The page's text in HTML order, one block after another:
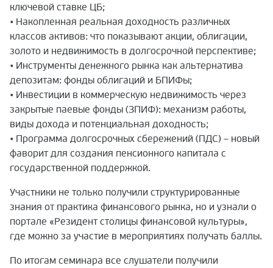
ключевой ставке ЦБ;
• Накопленная реальная доходность различных
классов активов: что показывают акции, облигации,
золото и недвижимость в долгосрочной перспективе;
• Инструменты денежного рынка как альтернатива
депозитам: фонды облигаций и БПИФы;
• Инвестиции в коммерческую недвижимость через
закрытые паевые фонды (ЗПИФ): механизм работы,
виды дохода и потенциальная доходность;
• Программа долгосрочных сбережений (ПДС) – новый
фаворит для создания пенсионного капитала с
государственной поддержкой.
Участники не только получили структурированные
знания от практика финансового рынка, но и узнали о
портале «Резидент столицы финансовой культуры»,
где можно за участие в мероприятиях получать баллы.
По итогам семинара все слушатели получили